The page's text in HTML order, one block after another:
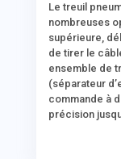
Letreuil
nombreuses
supérieure,
de tirer le
ensemble de
(séparateur
commande à
précision